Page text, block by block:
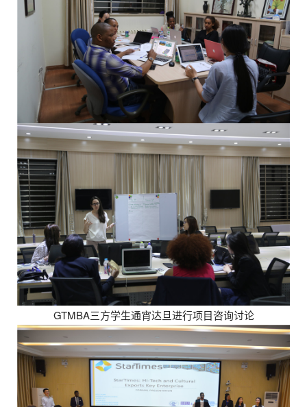
GTMBA三方学生通宵达旦进行项目咨询讨论